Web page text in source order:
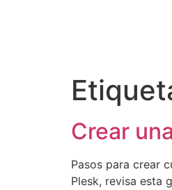
Crear
Pasos para crear
Plesk, revisa esta